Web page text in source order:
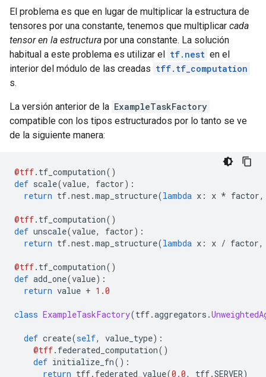
El problema es que en lugar de multiplicar la estructura de
tensores por una constante, tenemos que multiplicar cada
tensor en la estructura por una constante. La solución
habitual a este problema es utilizar el tf.nest en el
interior del módulo de las creadas tff.tf_computation
s.
La versión anterior de la ExampleTaskFactory
compatible con los tipos estructurados por lo tanto se ve
de la siguiente manera:
@tff. tf_computation()
def scale(value, factor):
return tf.nest.map_structure(lambda x : x * factor,
@tff. tf_computation()
def unscale(value, factor):
return tf.nest.map_structure(lambda x : x / factor,
@tff. tf_computation()
def add_one(value):
return value + 1.0
class ExampleTaskFactory(tff.aggregators .
def create(self, value_type):
@tff. federated_computation()
def initialize_fn():
return tff. federated_value(0.0, tff.SERVER)